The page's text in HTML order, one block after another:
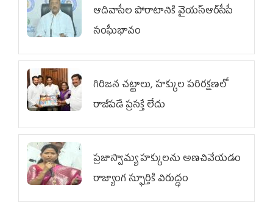
ఆదివాసీల పోరాటానికి వైయ‌స్ఆర్‌సీపీ
సంఘీభావం
గిరిజన చట్టాలు, హక్కుల పరిరక్షణలో
రాజీపడే ప్రసక్తే లేదు
ప్రజాస్వామ్య హక్కులను అణచివేయడం
రాజ్యాంగ స్ఫూర్తికి విరుద్ధం